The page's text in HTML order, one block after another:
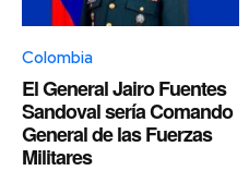
Colombia
El General Jairo Fuentes
Sandoval sería Comando
General de las Fuerzas
Militares